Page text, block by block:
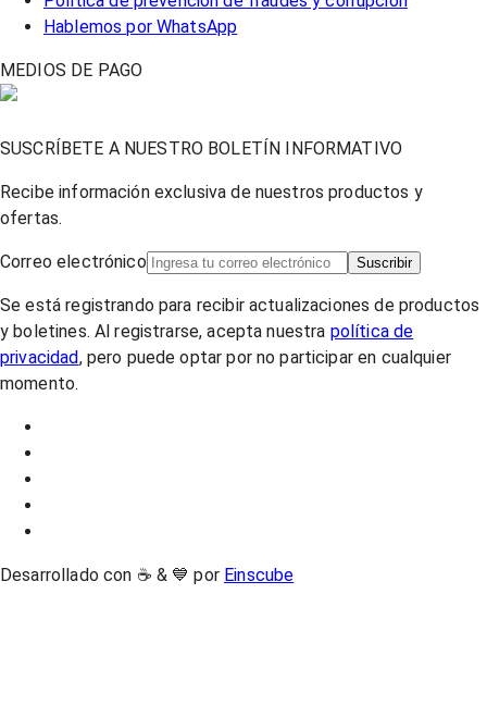
Hablemos por WhatsApp
MEDIOS DE PAGO
SUSCRÍBETE A NUESTRO BOLETÍN INFORMATIVO
Recibe información exclusiva de nuestros productos y
ofertas.
Correo electrónico Suscribir
Se está registrando para recibir actualizaciones de productos
y boletines. Al registrarse, acepta nuestra política de
privacidad, pero puede optar por no participar en cualquier
momento.
Desarrollado con ☕ & 💙 por Einscube